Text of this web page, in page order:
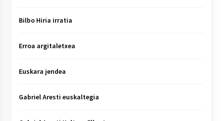
Bilbo Hiria irratia
Erroa argitaletxea
Euskara jendea
Gabriel Aresti euskaltegia